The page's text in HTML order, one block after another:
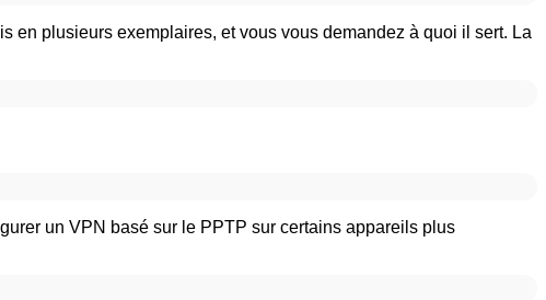
en plusieurs exemplaires, et vous vous demandez à quoi il sert. La
un VPN basé sur le PPTP sur certains appareils plus